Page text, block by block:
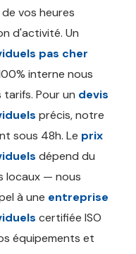
vos heures
d'activité. Un
pas cher
interne nous
Pour un devis
précis, notre
sous 48h. Le prix
dépend du
locaux — nous
à une entreprise
certifiée ISO
équipements et